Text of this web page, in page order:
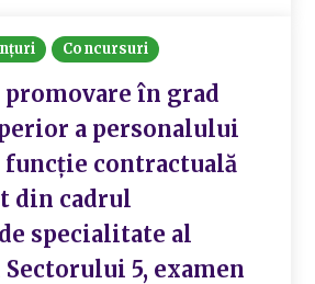
Concursuri
promovare în grad
a personalului
contractuală
din cadrul
specialitate al
5, examen